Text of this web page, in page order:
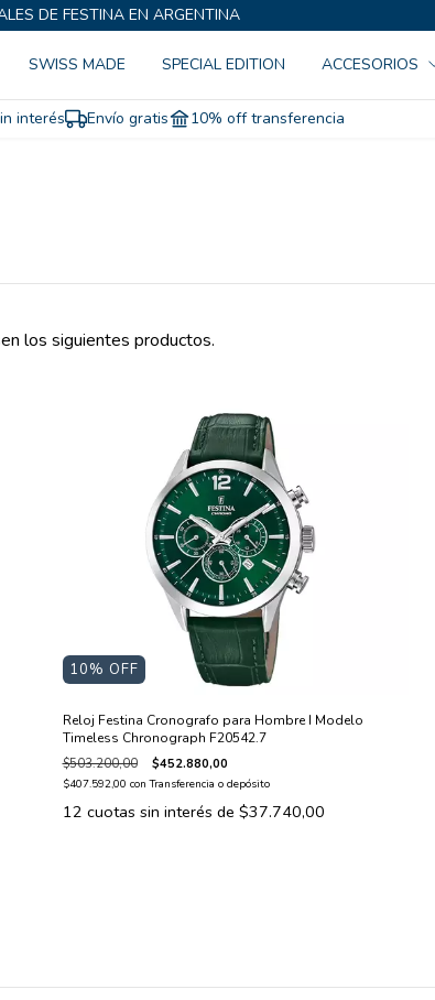
DE FESTINA EN ARGENTINA
SWISS MADE SPECIAL EDITION ACCESORIOS
interés Envío gratis 10% off transferencia
los siguientes productos.
10% OFF
Reloj Festina Cronografo para Hombre I Modelo
Timeless Chronograph F20542.7
$503.200,00 $452.880,00
$407.592,00 con Transferencia o depósito
12 cuotas sin interés de $37.740,00